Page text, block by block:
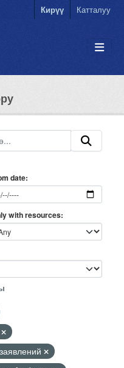
Кирүү Катталуу
date
with resources